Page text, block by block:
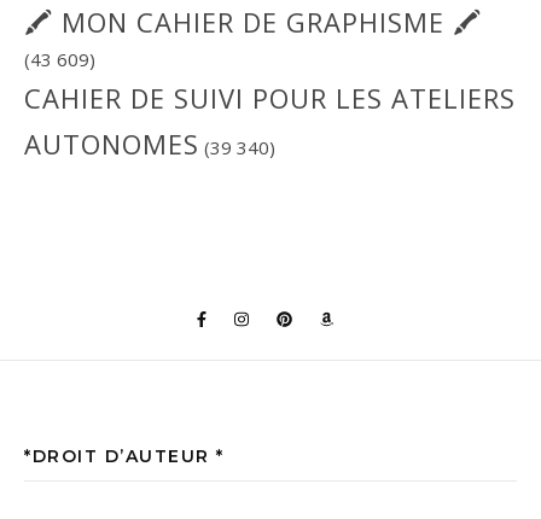
🖍 MON CAHIER DE GRAPHISME 🖍
(43 609)
CAHIER DE SUIVI POUR LES ATELIERS
AUTONOMES (39 340)
*DROIT D’AUTEUR *